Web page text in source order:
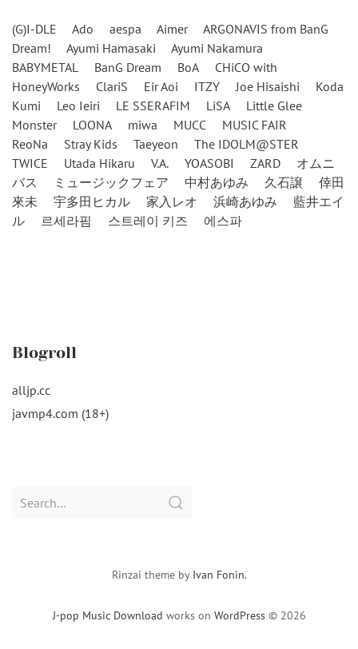
(G)I-DLE Ado aespa Aimer
ARGONAVIS from BanG
Dream!
Ayumi Hamasaki
Ayumi Nakamura
BABYMETAL
BanG Dream BoA
CHiCO with
HoneyWorks
ClariS Eir Aoi ITZY Joe Hisaishi
Koda
Kumi
Leo Ieiri LE SSERAFIM LiSA
Little Glee
Monster
LOONA miwa MUCC
MUSIC FAIR
ReoNa
Stray Kids Taeyeon
The IDOLM@STER
TWICE
Utada Hikaru V.A. YOASOBI ZARD
オムニ
バス
ミュージックフェア 中村あゆみ 久石譲
倖田
來未
宇多田ヒカル 家入レオ 浜崎あゆみ
藍井エイ
ル
르세라핌 스트레이 키즈 에스파
Blogroll
alljp.cc
javmp4.com (18+)
Search
J-pop Music Download works on WordPress © 2026
Rinzai theme by Ivan Fonin.